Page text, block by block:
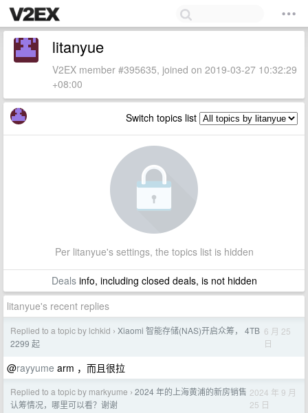
litanyue
V2EX member #395635, joined on 2019-03-27 10:32:29
+08:00
Switch topics list
Per litanyue's settings, the topics list is hidden
Dealsinfo, including closed deals, is not hidden
litanyue's recent replies
Replied to a topic by lchkid › Xiaomi 智能存储(NAS)开启众筹， 4TB
2299 起
6 月 25
日
@rayyume arm ，而且很拉
Replied to a topic by markyume › 2024 年的上海黄浦的新房销售
认筹情况，哪里可以看？谢谢
2024 年 9 月
25 日